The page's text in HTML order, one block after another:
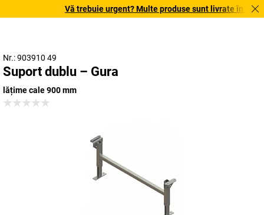
Vă trebuie urgent? Multe produse sunt livrate în
Nr.: 903910 49
Suport dublu – Gura
lățime cale 900 mm